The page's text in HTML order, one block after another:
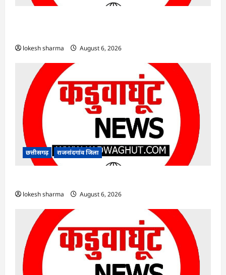
lokesh sharma August 6, 2026
छत्तीसगढ़ राजनांदगांव जिला
lokesh sharma August 6, 2026